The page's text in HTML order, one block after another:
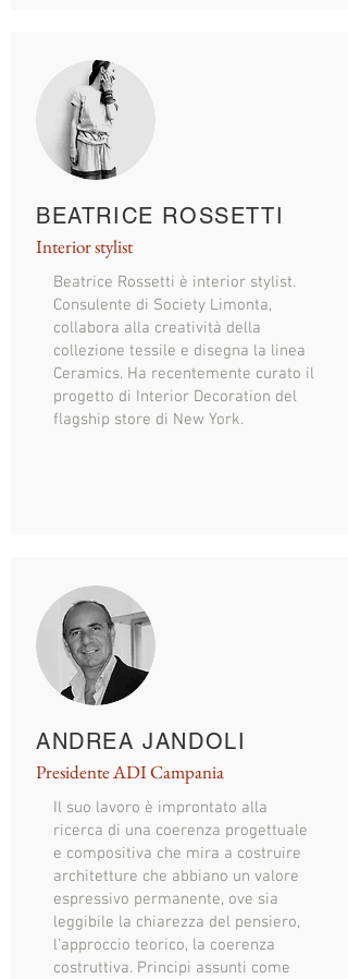
BEATRICE ROSSETTI
Interior stylist
Beatrice Rossetti è interior stylist.
Consulente di Society Limonta,
collabora alla creatività della
collezione tessile e disegna la linea
Ceramics. Ha recentemente curato il
progetto di Interior Decoration del
flagship store di New York.
ANDREA JANDOLI
Presidente ADI Campania
Il suo lavoro è improntato alla
ricerca di una coerenza progettuale
e compositiva che mira a costruire
architetture che abbiano un valore
espressivo permanente, ove sia
leggibile la chiarezza del pensiero,
l’approccio teorico, la coerenza
costruttiva. Principi assunti come